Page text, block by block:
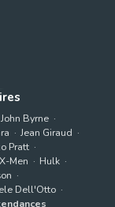
John Byrne
Jean Giraud
Pratt
Men
Hulk
Dell'Otto